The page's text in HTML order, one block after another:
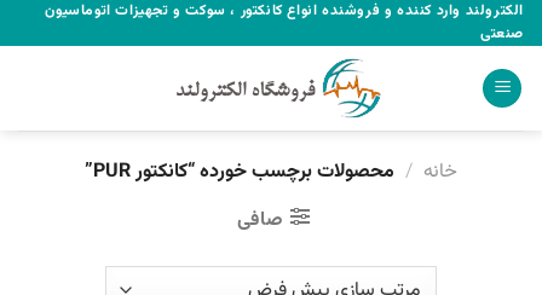
Skip
to
content
الکترولند وارد کننده و فروشنده انواع کانکتور ، سوکت و تجهیزات اتوماسیون
صنعتی
خانه / محصولات برچسب خورده “کانکتور PUR”
صافی